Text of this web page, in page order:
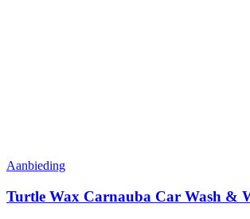
Aanbieding
Turtle Wax Carnauba Car Wash &